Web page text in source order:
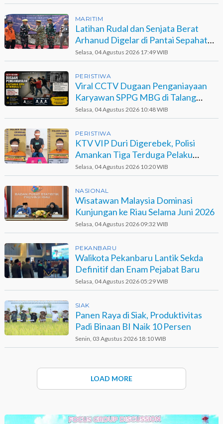
MARITIM
Latihan Rudal dan Senjata Berat
Arhanud Digelar di Pantai Sepahat
Bengkalis
Selasa, 04 Agustus 2026 17:49 WIB
PERISTIWA
Viral CCTV Dugaan Penganiayaan
Karyawan SPPG MBG di Talang
Muandau
Selasa, 04 Agustus 2026 10:48 WIB
PERISTIWA
KTV VIP Duri Digerebek, Polisi
Amankan Tiga Terduga Pelaku
Narkotika
Selasa, 04 Agustus 2026 10:20 WIB
NASIONAL
Wisatawan Malaysia Dominasi
Kunjungan ke Riau Selama Juni 2026
Selasa, 04 Agustus 2026 09:32 WIB
PEKANBARU
Walikota Pekanbaru Lantik Sekda
Definitif dan Enam Pejabat Baru
Selasa, 04 Agustus 2026 05:29 WIB
SIAK
Panen Raya di Siak, Produktivitas
Padi Binaan BI Naik 10 Persen
Senin, 03 Agustus 2026 18:10 WIB
LOAD MORE